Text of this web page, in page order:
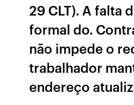
29 CLT). A falta
formal do.
não impede o
trabalhador
endereço